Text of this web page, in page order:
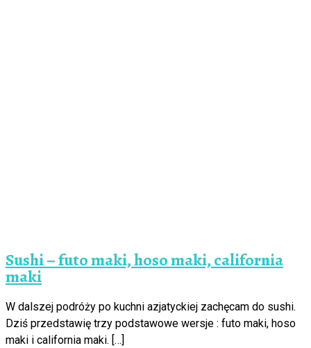
Sushi – futo maki, hoso maki, california
maki
W dalszej podróży po kuchni azjatyckiej zachęcam do sushi.
Dziś przedstawię trzy podstawowe wersje : futo maki, hoso
maki i california maki. […]